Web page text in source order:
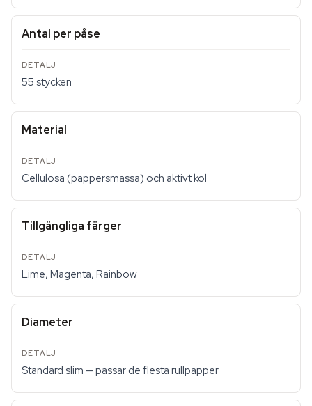
Antal per påse
55 stycken
Material
Cellulosa (pappersmassa) och aktivt kol
Tillgängliga färger
Lime, Magenta, Rainbow
Diameter
Standard slim — passar de flesta rullpapper